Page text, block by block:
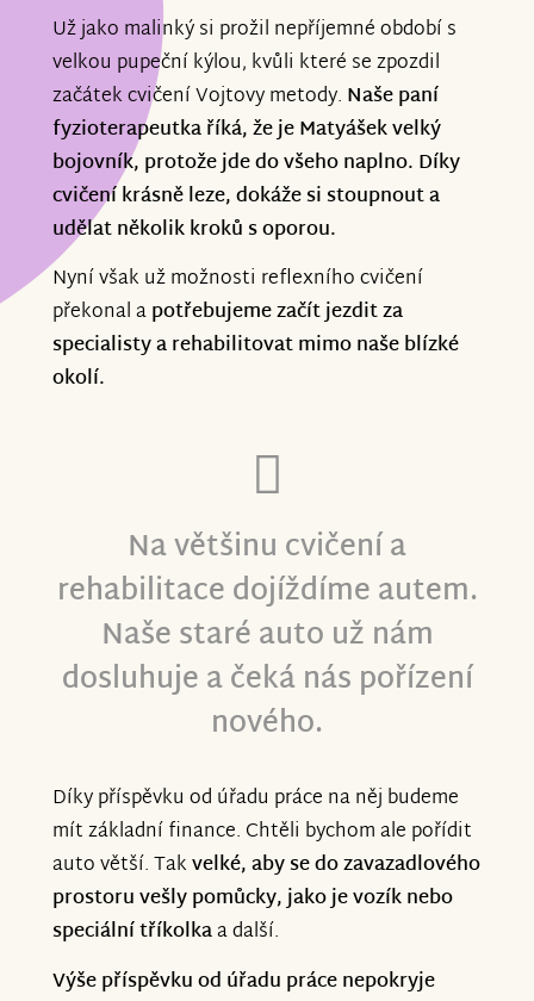
Už jako malinký si prožil nepříjemné období s
velkou pupeční kýlou, kvůli které se zpozdil
začátek cvičení Vojtovy metody. Naše paní
fyzioterapeutka říká, že je Matyášek velký
bojovník, protože jde do všeho naplno. Díky
cvičení krásně leze, dokáže si stoupnout a
udělat několik kroků s oporou.
Nyní však už možnosti reflexního cvičení
překonal apotřebujeme začít jezdit za
specialisty a rehabilitovat mimo naše blízké
okolí.
Na většinu cvičení a
rehabilitace dojíždíme autem.
Naše staré auto už nám
dosluhuje a čeká nás pořízení
nového.
Díky příspěvku od úřadu práce na něj budeme
mít základní finance. Chtěli bychom ale pořídit
auto větší. Takvelké, aby se do zavazadlového
prostoru vešly pomůcky, jako je vozík nebo
speciální tříkolkaa další.
Výše příspěvku od úřadu práce nepokryje